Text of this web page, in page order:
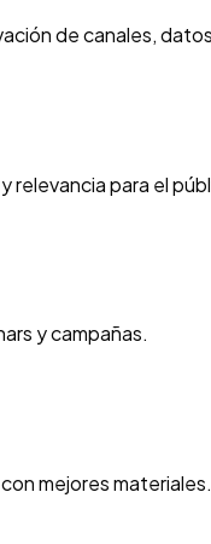
de canales,
relevancia para el
y campañas.
mejores materiales.